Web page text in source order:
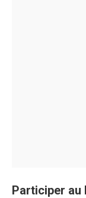
Participer au